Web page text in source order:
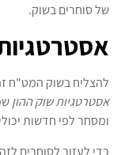
של סוחרים בשוק.
להצליח בשוק המט"ח
אסטרטגיות שוק ההון
ומסחר לפי חדשות
כדי לעזור לסוחרים